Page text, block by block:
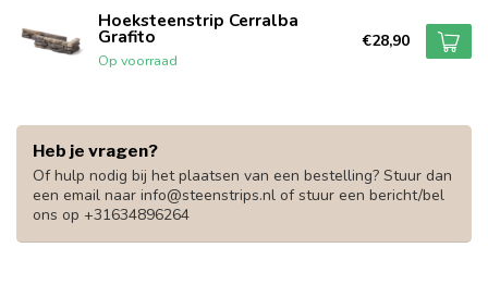
Hoeksteenstrip Cerralba
Grafito
Op voorraad
€28,90
Heb je vragen?
Of hulp nodig bij het plaatsen van een bestelling? Stuur dan
een email naar info@steenstrips.nl of stuur een bericht/bel
ons op +31634896264